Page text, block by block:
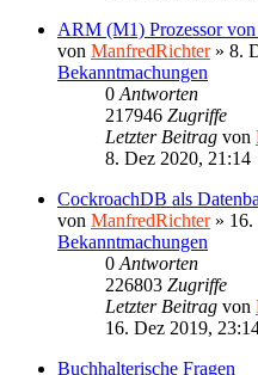
ARM (M1) Prozessor
von ManfredRichter» 8.
Bekanntmachungen
0 Antworten
217946 Zugriffe
Letzter Beitrag von
8. Dez 2020, 21:14
CockroachDB als
von ManfredRichter» 16.
Bekanntmachungen
0 Antworten
226803 Zugriffe
Letzter Beitrag von
16. Dez 2019,
Buchhalterische Fragen